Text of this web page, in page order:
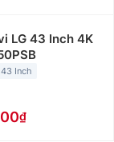
LG 43 Inch 4K
43 Inch